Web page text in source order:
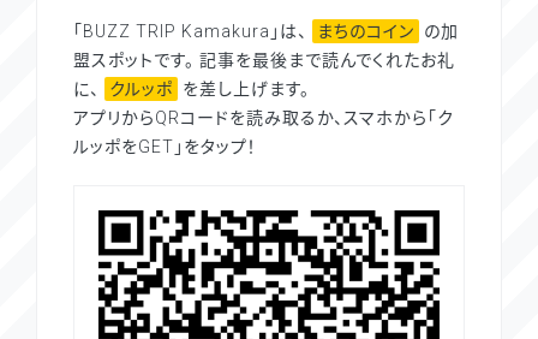
「BUZZ TRIP Kamakura」は、 まちのコイン
の加
盟スポットです。 記事を最後まで読んでくれたお礼
に、
クルッポ
を差し上げます。
アプリからQRコードを読み取るか、スマホから「ク
ルッポをGET」をタップ！